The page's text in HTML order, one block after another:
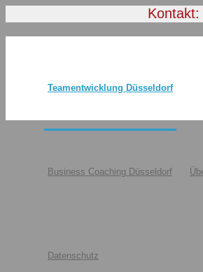
Kontakt:
Teamentwicklung Düsseldorf
Business Coaching Düsseldorf
Datenschutz